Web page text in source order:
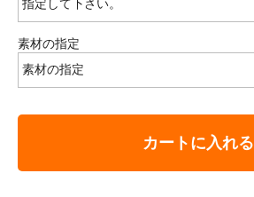
素材の指定
カートに入れる